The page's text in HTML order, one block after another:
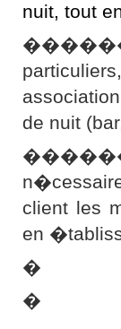
nuit, tout
de nuit
client les
en
�
�